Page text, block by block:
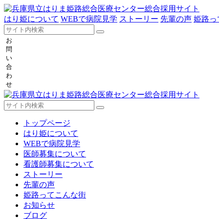
はり姫について WEBで病院見学 ストーリー 先輩の声 姫路っ
お
問
い
合
わ
せ
トップページ
はり姫について
WEBで病院見学
医師募集について
看護師募集について
ストーリー
先輩の声
姫路ってこんな街
お知らせ
ブログ